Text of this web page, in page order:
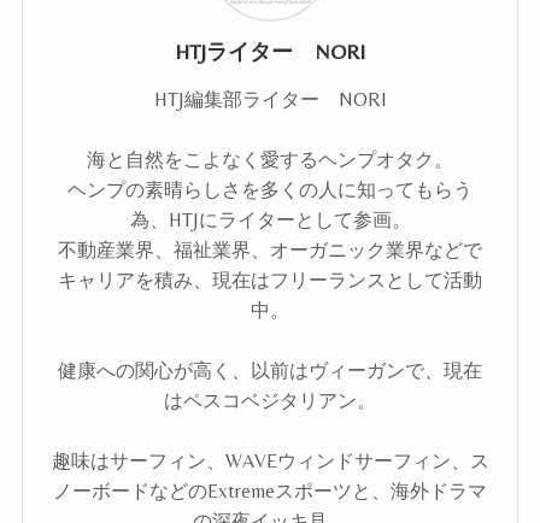
HTJライター NORI
HTJ編集部ライター NORI
海と自然をこよなく愛するヘンプオタク。
ヘンプの素晴らしさを多くの人に知ってもらう
為、HTJにライターとして参画。
不動産業界、福祉業界、オーガニック業界などで
キャリアを積み、現在はフリーランスとして活動
中。
健康への関心が高く、以前はヴィーガンで、現在
はペスコベジタリアン。
趣味はサーフィン、WAVEウィンドサーフィン、ス
ノーボードなどのExtremeスポーツと、海外ドラマ